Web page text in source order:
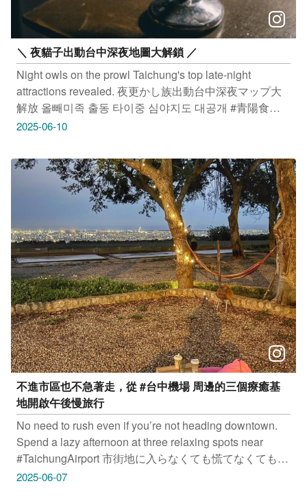
＼ 夜貓子出動台中深夜地圖大解鎖 ／
Night owls on the prowl Taichung's top late-night
attractions revealed. 夜更かし族出動台中深夜マップ大
解放 올빼미족 출동 타이중 심야지도 대공개 #青陽食肆
地址：台中市西區精誠路124號1樓 #San Hill wine&bar
址：台中市北屯區敦富路143號 感謝 ＠im_ann_chen 、
@wei_photodiary、＠torchbbq_taichung 提供授權美照
只要Tag@taichungtravels 就有機會讓你的美照在大玩台
中FB、IG、微博及臺中觀光旅遊網上曝光喔！
#taichungtravels #travel #scenery #Landscape #taiwan
#taichung #discovertaichung #여행 #풍경 #観光 #旅行 #
風景 #台中 #大玩台中 #台中景點 #打卡景點 #台中風景 #
台中旅遊
2025-06-10
不進市區也不急著走，從 #台中機場 周邊的三個療癒基
地開啟午後慢旅行
No need to rush even if you’re not heading downtown.
Spend a lazy afternoon at three relaxing spots near
#TaichungAirport 市街地に入らなくても慌てなくても
OK #台中空港 周辺の3つの癒しスポットで午後のゆっ
2025-06-07